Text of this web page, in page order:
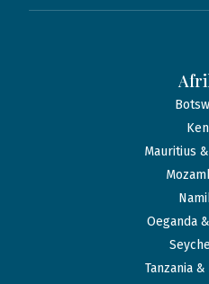
Mauritius
Oeganda
Tanzania